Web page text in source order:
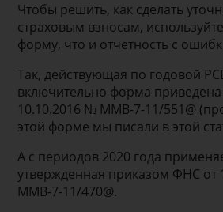
Чтобы решить, как сделать
страховым взносам,
форму, что и отчетность с
Так, действующая по годовой
включительно форма
10.10.2016 № ММВ-7-11/551@
этой форме мы писали в этой
А с периодов 2020 года
утвержденная приказом ФНС от
ММВ-7-11/470@.